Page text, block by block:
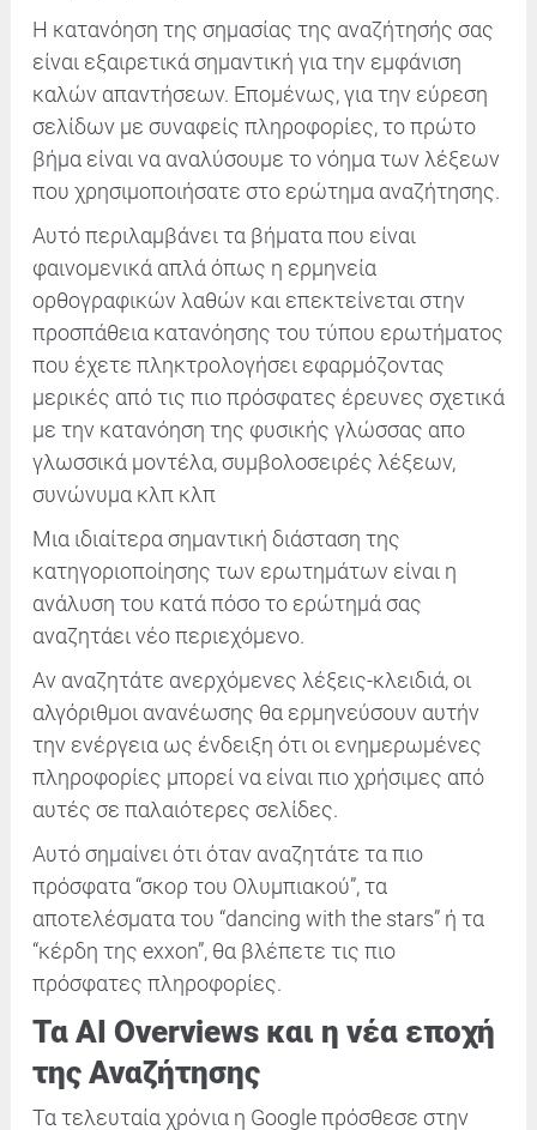
Η κατανόηση της σημασίας της αναζήτησής σας
είναι εξαιρετικά σημαντική για την εμφάνιση
καλών απαντήσεων. Επομένως, για την εύρεση
σελίδων με συναφείς πληροφορίες, το πρώτο
βήμα είναι να αναλύσουμε το νόημα των λέξεων
που χρησιμοποιήσατε στο ερώτημα αναζήτησης.
Αυτό περιλαμβάνει τα βήματα που είναι
φαινομενικά απλά όπως η ερμηνεία
ορθογραφικών λαθών και επεκτείνεται στην
προσπάθεια κατανόησης του τύπου ερωτήματος
που έχετε πληκτρολογήσει εφαρμόζοντας
μερικές από τις πιο πρόσφατες έρευνες σχετικά
με την κατανόηση της φυσικής γλώσσας απο
γλωσσικά μοντέλα, συμβολοσειρές λέξεων,
συνώνυμα κλπ κλπ
Μια ιδιαίτερα σημαντική διάσταση της
κατηγοριοποίησης των ερωτημάτων είναι η
ανάλυση του κατά πόσο το ερώτημά σας
αναζητάει νέο περιεχόμενο.
Αν αναζητάτε ανερχόμενες λέξεις-κλειδιά, οι
αλγόριθμοι ανανέωσης θα ερμηνεύσουν αυτήν
την ενέργεια ως ένδειξη ότι οι ενημερωμένες
πληροφορίες μπορεί να είναι πιο χρήσιμες από
αυτές σε παλαιότερες σελίδες.
Αυτό σημαίνει ότι όταν αναζητάτε τα πιο
πρόσφατα “σκορ του Ολυμπιακού”, τα
αποτελέσματα του “dancing with the stars” ή τα
“κέρδη της exxon”, θα βλέπετε τις πιο
πρόσφατες πληροφορίες.
Τα AI Overviews και η νέα εποχή
της Αναζήτησης
Τα τελευταία χρόνια η Google πρόσθεσε στην